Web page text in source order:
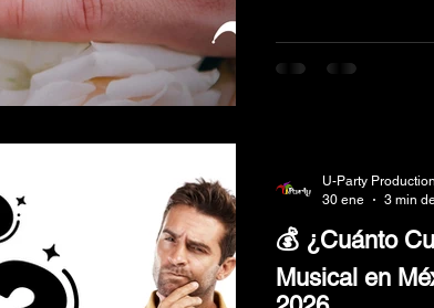
💰 ¿Cuánto
Musical en
U-Party
30 ene
3 min